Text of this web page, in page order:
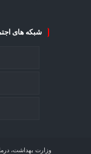
شبکه های
وزارت بهداشت،